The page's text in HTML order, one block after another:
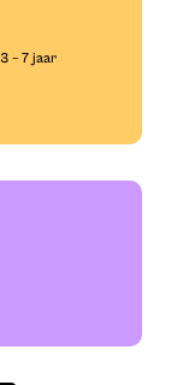
3 – 7 jaar